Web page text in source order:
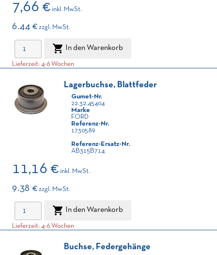
7,66 € inkl. MwSt.
6.44 € zzgl. MwSt.
 In den Warenkorb
Lieferzeit: 4-6 Wochen
Lagerbuchse, Blattfeder
Gumet-Nr.
22.32.45404
Marke
FORD
Referenz-Nr.
1730589
Referenz-Ersatz-Nr.
AB315B714
11,16 € inkl. MwSt.
9.38 € zzgl. MwSt.
 In den Warenkorb
Lieferzeit: 4-6 Wochen
Buchse, Federgehänge